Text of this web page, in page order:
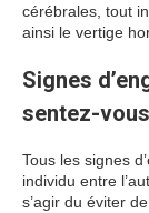
cérébrales, tout
ainsi le vertige
Signes
sentez-
Tous les signes
individu entre
s’agir du éviter